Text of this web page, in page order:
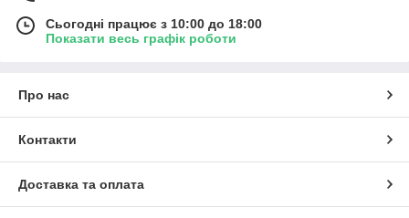
Сьогодні працює з 10:00 до 18:00
Показати весь графік роботи
Про нас
Контакти
Доставка та оплата